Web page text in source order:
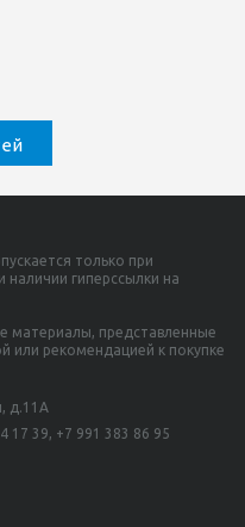
только при
гиперссылки на
материалы, представленные
или рекомендацией к покупке
д.11А
17 39, +7 991 383 86 95